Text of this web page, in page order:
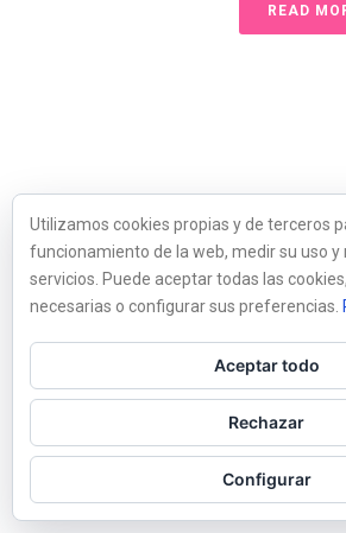
READ
Utilizamos cookies propias y de terceros
funcionamiento de la web, medir su uso
servicios. Puede aceptar todas las
necesarias o configurar sus preferencias.
Aceptar todo
Rechazar
Configurar